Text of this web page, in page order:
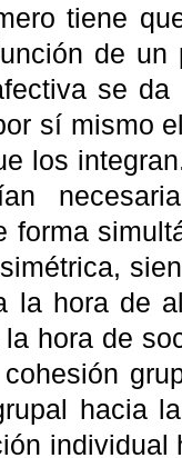
tiene
de un
se
sí mismo
los
forma
la hora de
hora de
hacia